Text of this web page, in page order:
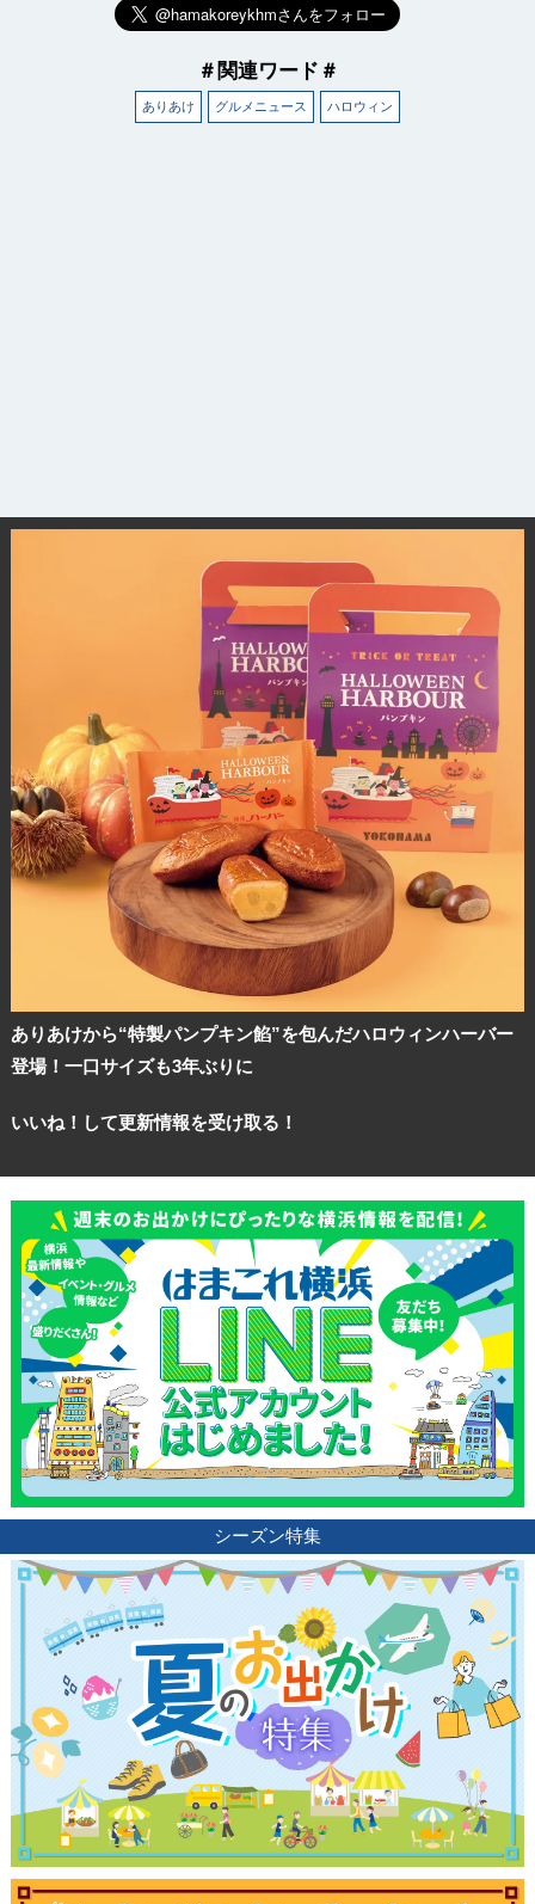
＃関連ワード＃
ありあけ グルメニュース ハロウィン
ありあけから“特製パンプキン餡”を包んだハロウィンハーバー
登場！一口サイズも3年ぶりに
いいね！して更新情報を受け取る！
シーズン特集
観光ガイド